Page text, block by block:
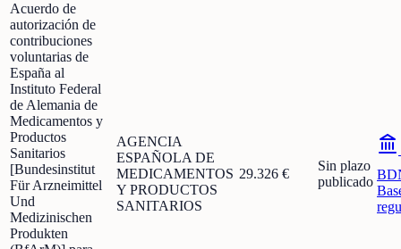
Acuerdo de
autorización de
contribuciones
voluntarias de
España al
Instituto Federal
de Alemania de
Medicamentos y
Productos
Sanitarios
[Bundesinstitut
Für Arzneimittel
Und
Medizinischen
Produkten
AGENCIA
ESPAÑOLA DE
MEDICAMENTOS
Y PRODUCTOS
SANITARIOS
29.326 €
Sin plazo
publicado